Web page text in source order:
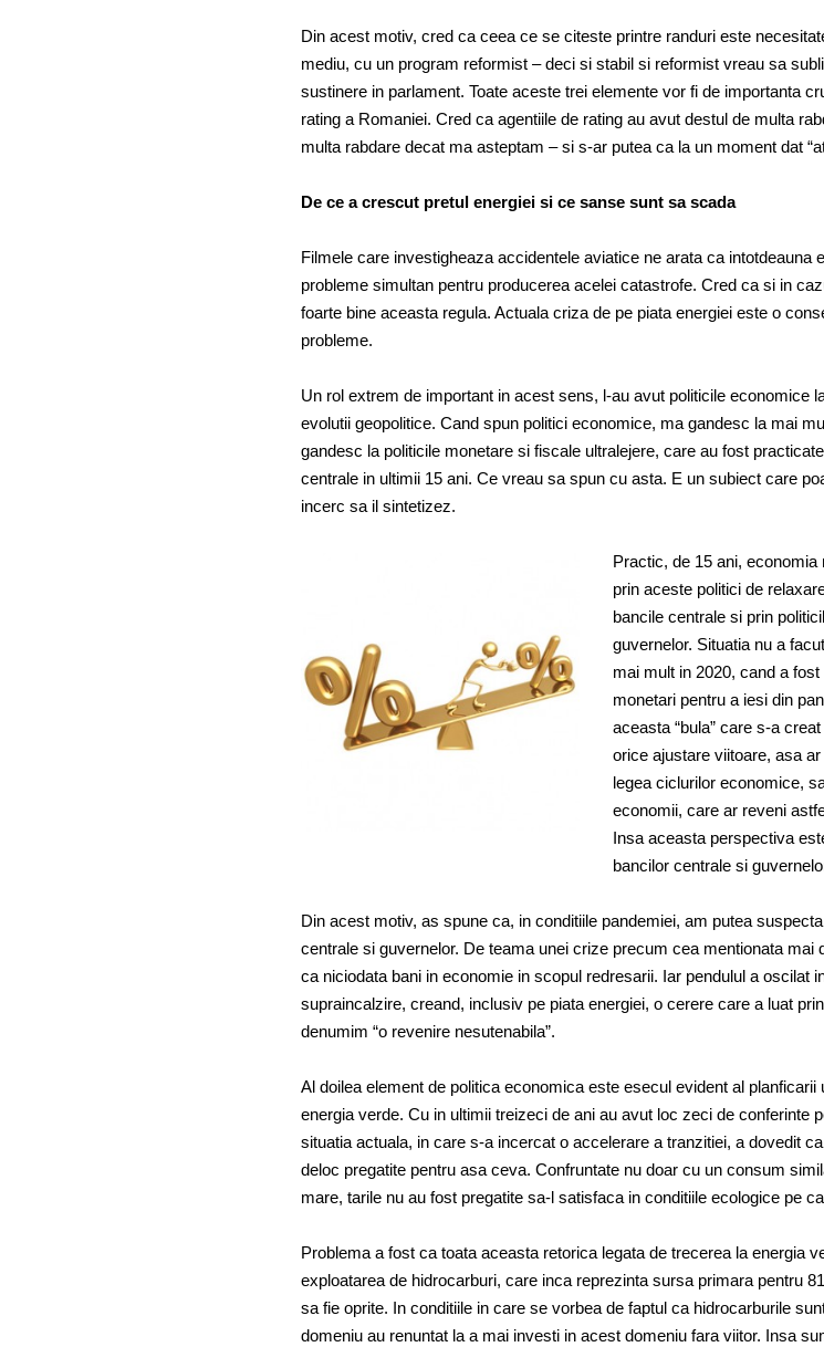
Din acest motiv, cred ca ceea ce se citeste printre randuri este
mediu, cu un program reformist – deci si stabil si reformist vreau sa
sustinere in parlament. Toate aceste trei elemente vor fi de importanta
rating a Romaniei. Cred ca agentiile de rating au avut destul de multa
multa rabdare decat ma asteptam – si s-ar putea ca la un moment dat
De ce a crescut pretul energiei si ce sanse sunt sa scada
Filmele care investigheaza accidentele aviatice ne arata ca intotdeauna
probleme simultan pentru producerea acelei catastrofe. Cred ca si in
foarte bine aceasta regula. Actuala criza de pe piata energiei este o
probleme.
Un rol extrem de important in acest sens, l-au avut politicile economice
evolutii geopolitice. Cand spun politici economice, ma gandesc la mai
gandesc la politicile monetare si fiscale ultralejere, care au fost
centrale in ultimii 15 ani. Ce vreau sa spun cu asta. E un subiect care
incerc sa il sintetizez.
Practic, de 15 ani, economia
prin aceste politici de
bancile centrale si prin
guvernelor. Situatia nu a
mai mult in 2020, cand a
monetari pentru a iesi din
aceasta “bula” care s-a
orice ajustare viitoare, asa
legea ciclurilor economice,
economii, care ar reveni
Insa aceasta perspectiva
bancilor centrale si
Din acest motiv, as spune ca, in conditiile pandemiei, am putea
centrale si guvernelor. De teama unei crize precum cea mentionata mai
ca niciodata bani in economie in scopul redresarii. Iar pendulul a oscilat
supraincalzire, creand, inclusiv pe piata energiei, o cerere care a luat
denumim “o revenire nesutenabila”.
Al doilea element de politica economica este esecul evident al planficarii
energia verde. Cu in ultimii treizeci de ani au avut loc zeci de conferinte
situatia actuala, in care s-a incercat o accelerare a tranzitiei, a dovedit
deloc pregatite pentru asa ceva. Confruntate nu doar cu un consum
mare, tarile nu au fost pregatite sa-l satisfaca in conditiile ecologice pe
Problema a fost ca toata aceasta retorica legata de trecerea la energia
exploatarea de hidrocarburi, care inca reprezinta sursa primara pentru
sa fie oprite. In conditiile in care se vorbea de faptul ca hidrocarburile
domeniu au renuntat la a mai investi in acest domeniu fara viitor. Insa